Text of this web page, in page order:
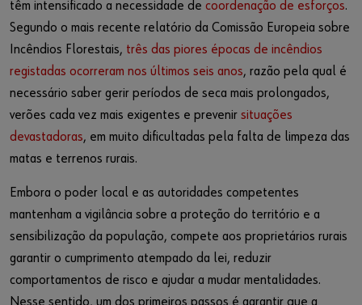
têm intensificado a necessidade de coordenação de esforços.
Segundo o mais recente relatório da Comissão Europeia sobre
Incêndios Florestais, três das piores épocas de incêndios
registadas ocorreram nos últimos seis anos, razão pela qual é
necessário saber gerir períodos de seca mais prolongados,
verões cada vez mais exigentes e prevenir situações
devastadoras, em muito dificultadas pela falta de limpeza das
matas e terrenos rurais.
Embora o poder local e as autoridades competentes
mantenham a vigilância sobre a proteção do território e a
sensibilização da população, compete aos proprietários rurais
garantir o cumprimento atempado da lei, reduzir
comportamentos de risco e ajudar a mudar mentalidades.
Nesse sentido, um dos primeiros passos é garantir que a